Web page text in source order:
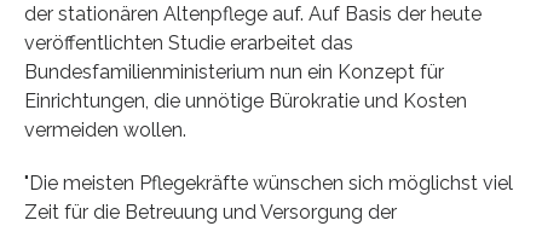
der stationären Altenpflege auf. Auf Basis der heute
veröffentlichten Studie erarbeitet das
Bundesfamilienministerium nun ein Konzept für
Einrichtungen, die unnötige Bürokratie und Kosten
vermeiden wollen.
"Die meisten Pflegekräfte wünschen sich möglichst viel
Zeit für die Betreuung und Versorgung der